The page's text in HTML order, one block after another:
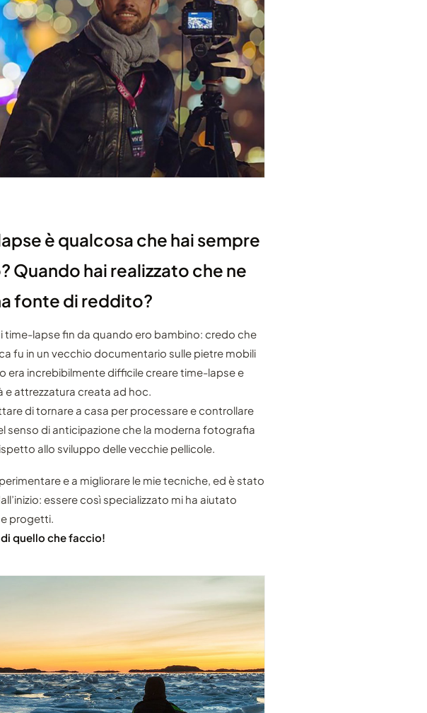
è qualcosa che hai sempre
Quando hai realizzato che ne
fonte di reddito?
lapse fin da quando ero bambino: credo che
fu in un vecchio documentario sulle pietre mobili
era increbibilmente difficile creare time-lapse e
e attrezzatura creata ad hoc.
di tornare a casa per processare e controllare
senso di anticipazione che la moderna fotografia
allo sviluppo delle vecchie pellicole.
e a migliorare le mie tecniche, ed è stato
essere così specializzato mi ha aiutato
progetti.
quello che faccio!